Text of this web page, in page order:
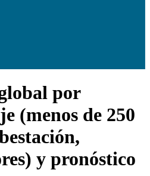
por
(menos de 250
y pronóstico